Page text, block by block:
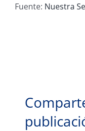
Fuente: Nuestra